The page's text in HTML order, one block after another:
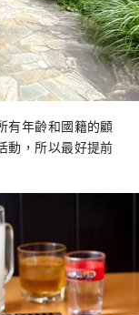
有年齡和國籍的顧
動，所以最好提前